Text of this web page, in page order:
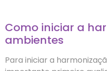
Como iniciar a
ambientes
Para iniciar a